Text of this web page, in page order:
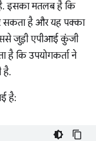
इसका मतलब है कि
सकता है और यह पक्का
जुड़ी एपीआई कुंजी
है कि उपयोगकर्ता ने
है.
है: